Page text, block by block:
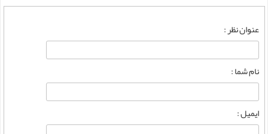
عنوان نظر :
نام شما :
ایمیل :